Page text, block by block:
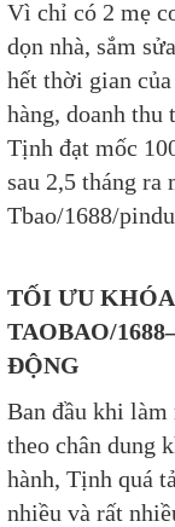
Vì chỉ có 2 mẹ
dọn nhà, sắm
hết thời gian
hàng, doanh thu
Tịnh đạt mốc
sau 2,5 tháng ra
Tbao/1688/
TỐI ƯU
TAOBAO/
ĐỘNG
Ban đầu khi
theo chân dung
hành, Tịnh quá
nhiều và rất